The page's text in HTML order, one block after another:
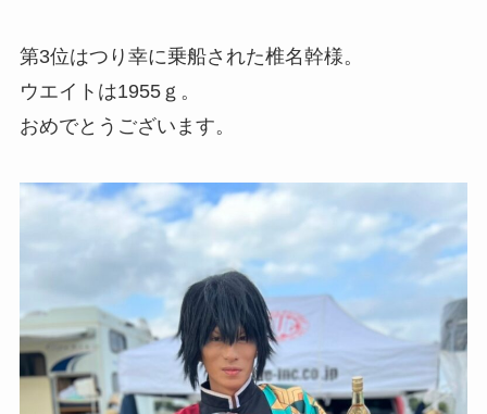
第3位はつり幸に乗船された椎名幹様。
ウエイトは1955ｇ。
おめでとうございます。